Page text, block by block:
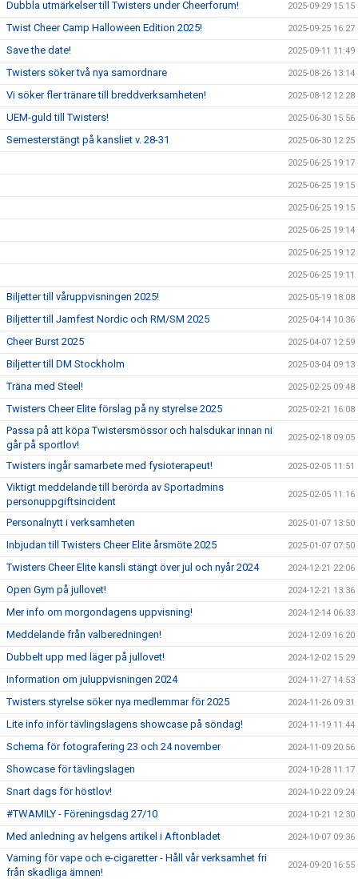
Dubbla utmärkelser till Twisters under Cheerforum! 2025-09-29 15:15
Twist Cheer Camp Halloween Edition 2025! 2025-09-25 16:27
Save the date! 2025-09-11 11:49
Twisters söker två nya samordnare 2025-08-26 13:14
Vi söker fler tränare till breddverksamheten! 2025-08-12 12:28
UEM-guld till Twisters! 2025-06-30 15:56
Semesterstängt på kansliet v. 28-31 2025-06-30 12:25
2025-06-25 19:17
2025-06-25 19:15
2025-06-25 19:15
2025-06-25 19:14
2025-06-25 19:12
2025-06-25 19:11
Biljetter till våruppvisningen 2025! 2025-05-19 18:08
Biljetter till Jamfest Nordic och RM/SM 2025 2025-04-14 10:36
Cheer Burst 2025 2025-04-07 12:59
Biljetter till DM Stockholm 2025-03-04 09:13
Träna med Steel! 2025-02-25 09:48
Twisters Cheer Elite förslag på ny styrelse 2025 2025-02-21 16:08
Passa på att köpa Twistersmössor och halsdukar innan ni
går på sportlov!
2025-02-18 09:05
Twisters ingår samarbete med fysioterapeut! 2025-02-05 11:51
Viktigt meddelande till berörda av Sportadmins
personuppgiftsincident
2025-02-05 11:16
Personalnytt i verksamheten 2025-01-07 13:50
Inbjudan till Twisters Cheer Elite årsmöte 2025 2025-01-07 07:50
Twisters Cheer Elite kansli stängt över jul och nyår 2024 2024-12-21 22:06
Open Gym på jullovet! 2024-12-21 13:36
Mer info om morgondagens uppvisning! 2024-12-14 06:33
Meddelande från valberedningen! 2024-12-09 16:20
Dubbelt upp med läger på jullovet! 2024-12-02 15:29
Information om juluppvisningen 2024 2024-11-27 14:53
Twisters styrelse söker nya medlemmar för 2025 2024-11-26 09:31
Lite info inför tävlingslagens showcase på söndag! 2024-11-19 11:44
Schema för fotografering 23 och 24 november 2024-11-09 20:56
Showcase för tävlingslagen 2024-10-28 11:17
Snart dags för höstlov! 2024-10-22 09:24
#TWAMILY - Föreningsdag 27/10 2024-10-21 12:30
Med anledning av helgens artikel i Aftonbladet 2024-10-07 09:36
Varning för vape och e-cigaretter - Håll vår verksamhet fri
från skadliga ämnen!
2024-09-20 16:55